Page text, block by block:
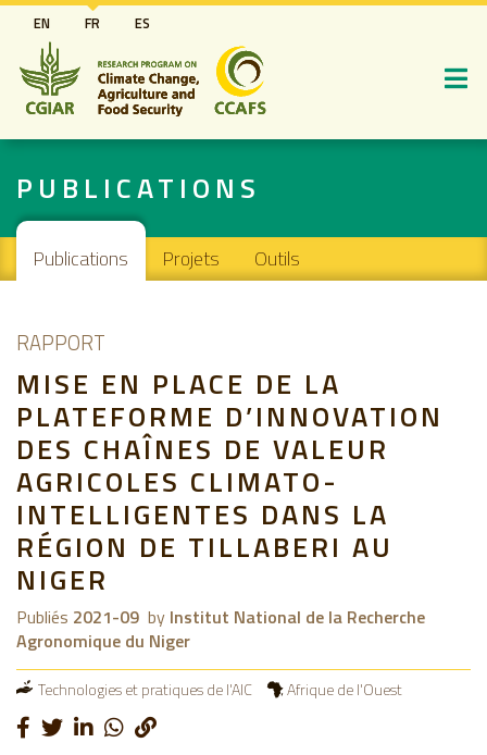
Aller
au
contenu
principal
EN FR ES
PUBLICATIONS
Main navigation
Publications Projets Outils
RAPPORT
MISE EN PLACE DE LA
PLATEFORME D’INNOVATION
DES CHAÎNES DE VALEUR
AGRICOLES CLIMATO-
INTELLIGENTES DANS LA
RÉGION DE TILLABERI AU
NIGER
Publiés 2021-09 by Institut National de la Recherche
Agronomique du Niger
Technologies et pratiques de l'AIC Afrique de l'Ouest